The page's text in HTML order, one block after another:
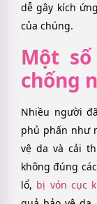
dễ gây kích
của chúng.
Một
chống
Nhiều người
phủ phấn như
vệ da và cải
không đúng
lổ, bị vón cục